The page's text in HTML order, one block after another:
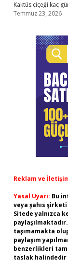
Kaktüs çiçeği kaç
Temmuz 23, 2026
Reklam ve
Yasal Uyarı: Bu
veya şahıs
Sitede yalnızca
taşımamakta
paylaşım
benzerlikleri
taslak halindedir